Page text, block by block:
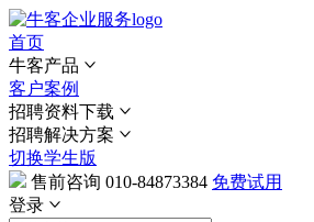
首页
牛客产品
客户案例
招聘资料下载
招聘解决方案
切换学生版
售前咨询 010-84873384 免费试用
登录